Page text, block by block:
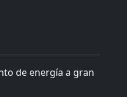
de energía a gran